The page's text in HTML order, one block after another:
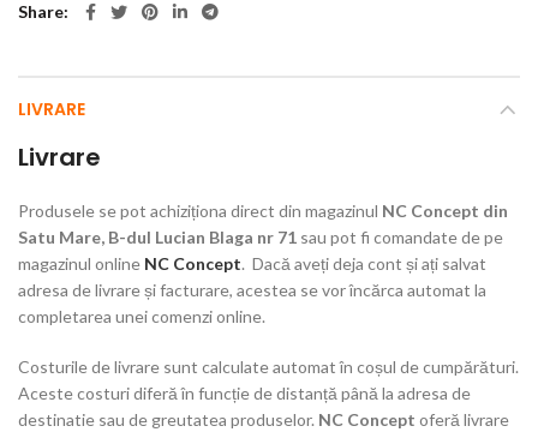
Share
LIVRARE
Livrare
Produsele se pot achiziționa direct din magazinul NC Concept din
Satu Mare, B-dul Lucian Blaga nr 71 sau pot fi comandate de pe
magazinul online NC Concept. Dacă aveți deja cont și ați salvat
adresa de livrare și facturare, acestea se vor încărca automat la
completarea unei comenzi online.
Costurile de livrare sunt calculate automat în coșul de cumpărături.
Aceste costuri diferă în funcție de distanță până la adresa de
destinatie sau de greutatea produselor. NC Concept oferă livrare